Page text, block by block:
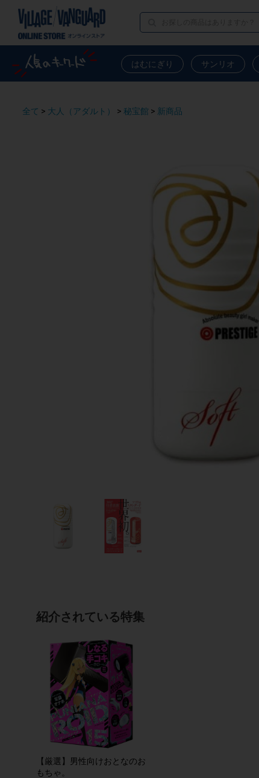
はむにぎり サンリオ
全て > 大人（アダルト） > 秘宝館 > 新商品
紹介されている特集
【厳選】男性向けおとなのお
もちゃ。